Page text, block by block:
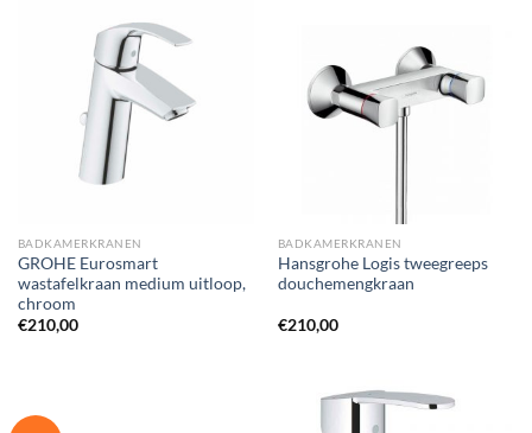
BADKAMERKRANEN
GROHE Eurosmart
wastafelkraan medium uitloop,
chroom
€210,00
BADKAMERKRANEN
Hansgrohe Logis tweegreeps
douchemengkraan
€210,00